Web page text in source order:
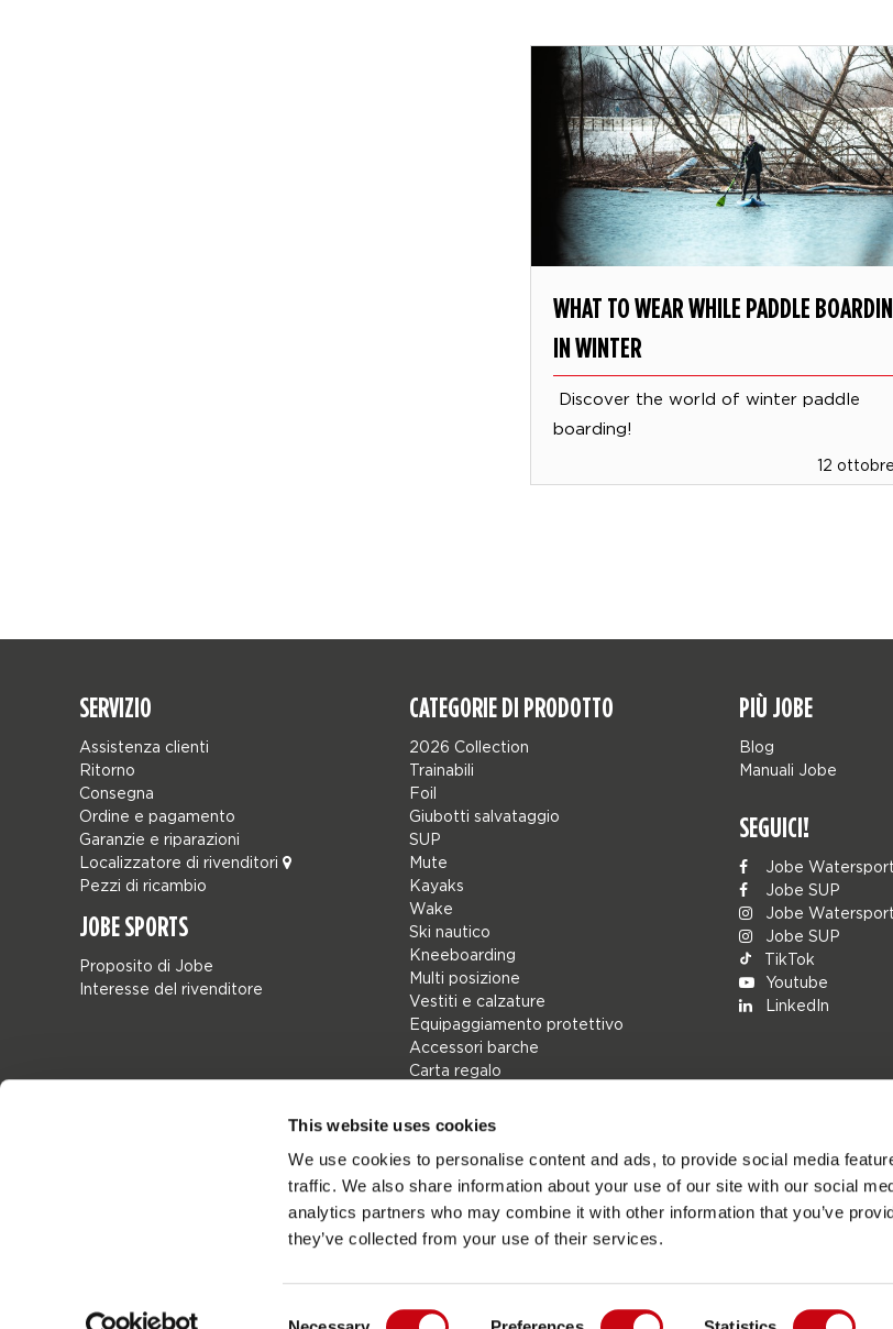
This website uses cookies
We use cookies to personalise content and ads, to provide social media
traffic. We also share information about your use of our site with our social
analytics partners who may combine it with other information that you’ve
they’ve collected from your use of their services.
WHAT TO WEAR WHILE PADDLE
IN WINTER
Discover the world of winter paddle
boarding!
12
SERVIZIO
Assistenza clienti
Ritorno
Consegna
Ordine e pagamento
Garanzie e riparazioni
Localizzatore di rivenditori
Pezzi di ricambio
JOBE SPORTS
Proposito di Jobe
Interesse del rivenditore
CATEGORIE DI PRODOTTO
2026 Collection
Trainabili
Foil
Giubotti salvataggio
SUP
Mute
Kayaks
Wake
Ski nautico
Kneeboarding
Multi posizione
Vestiti e calzature
Equipaggiamento protettivo
Accessori barche
Carta regalo
Collaborations
SALE
Mix & Match
Pezzi di ricambio
PIÙ JOBE
Blog
Manuali Jobe
SEGUICI!
Jobe
Jobe SUP
Jobe
Jobe SUP
TikTok
Youtube
LinkedIn